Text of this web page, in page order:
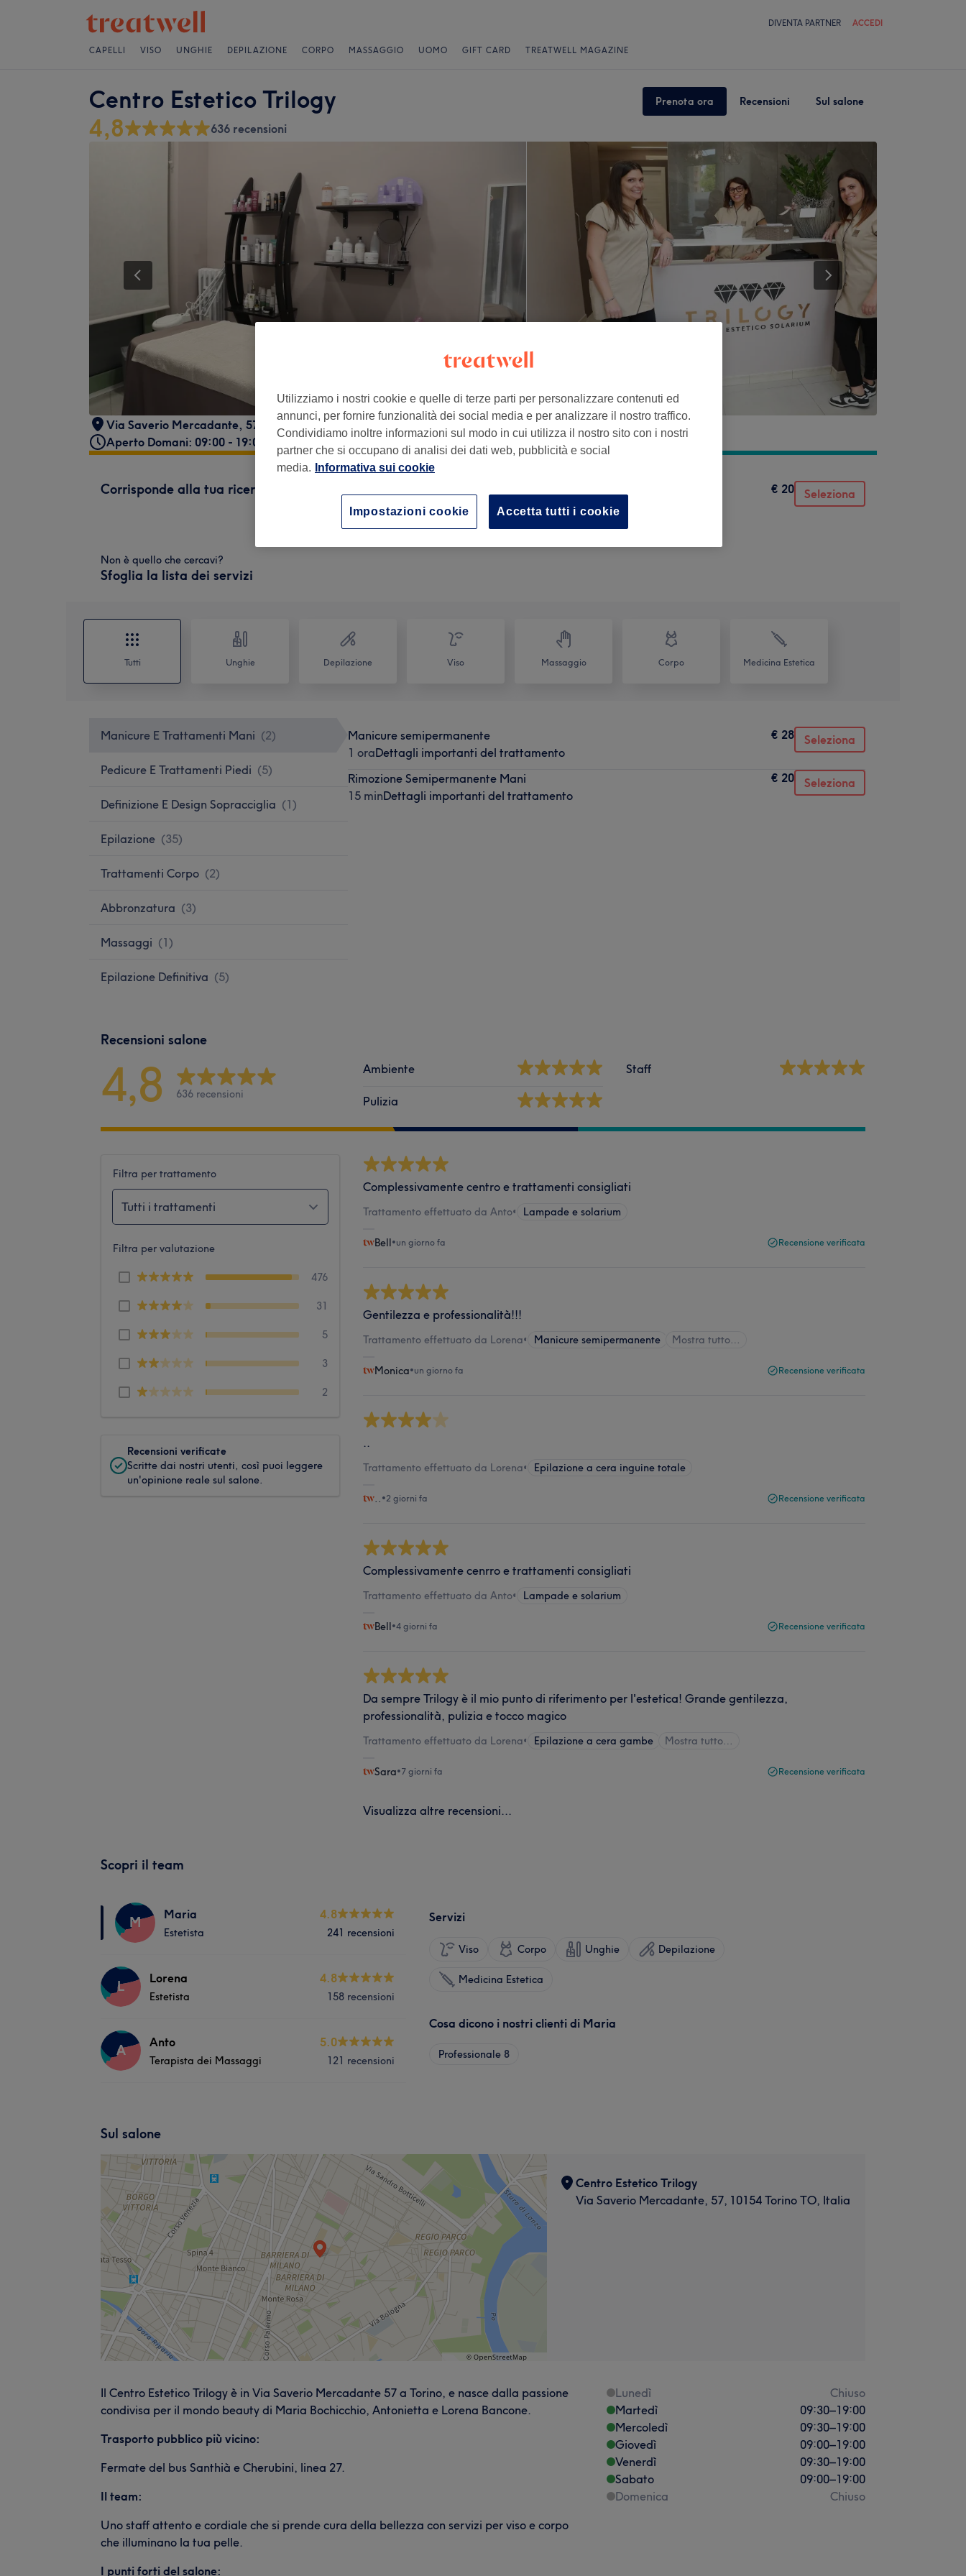
DIVENTA PARTNER ACCEDI
CAPELLI VISO UNGHIE DEPILAZIONE CORPO MASSAGGIO UOMO GIFT CARD TREATWELL MAGAZINE
Centro Estetico Trilogy Prenota ora Recensioni Sul salone
4,8 636 recensioni
Via Saverio Mercadante, 57, 10154 Torino TO, Italia
Aperto Domani: 09:00 - 19:00
Corrisponde alla tua ricerca
15 minDettagli importanti del trattamento
€ 20 Seleziona
Non è quello che cercavi?
Sfoglia la lista dei servizi
Tutti Unghie Depilazione Viso Massaggio Corpo Medicina Estetica
Manicure E Trattamenti Mani (2)
Pedicure E Trattamenti Piedi (5)
Definizione E Design Sopracciglia (1)
Epilazione (35)
Trattamenti Corpo (2)
Abbronzatura (3)
Massaggi (1)
Epilazione Definitiva (5)
Manicure semipermanente
1 oraDettagli importanti del trattamento
€ 28 Seleziona
Rimozione Semipermanente Mani
15 minDettagli importanti del trattamento
€ 20 Seleziona
Recensioni salone
4,8 636 recensioni
Ambiente
Pulizia
Staff
Filtra per trattamento
Tutti i trattamenti
Filtra per valutazione
476
31
5
3
2
Recensioni verificate
Scritte dai nostri utenti, così puoi leggere
un'opinione reale sul salone.
Complessivamente centro e trattamenti consigliati
Trattamento effettuato da Anto• Lampade e solarium
Bell•un giorno fa Recensione verificata
Gentilezza e professionalità!!!
Trattamento effettuato da Lorena• Manicure semipermanente Mostra tutto…
Monica•un giorno fa Recensione verificata
..
Trattamento effettuato da Lorena• Epilazione a cera inguine totale
•2 giorni fa Recensione verificata
Complessivamente cenrro e trattamenti consigliati
Trattamento effettuato da Anto• Lampade e solarium
Bell•4 giorni fa Recensione verificata
Da sempre Trilogy è il mio punto di riferimento per l'estetica! Grande gentilezza,
professionalità, pulizia e tocco magico
Trattamento effettuato da Lorena• Epilazione a cera gambe Mostra tutto…
Sara•7 giorni fa Recensione verificata
Visualizza altre recensioni...
Scopri il team
M Maria
Estetista
4.8
241 recensioni
L Lorena
Estetista
4.8
158 recensioni
A Anto
Terapista dei Massaggi
5.0
121 recensioni
Servizi
Viso Corpo Unghie Depilazione
Medicina Estetica
Cosa dicono i nostri clienti di Maria
Professionale 8
Sul salone
Centro Estetico Trilogy
Via Saverio Mercadante, 57, 10154 Torino TO, Italia
Il Centro Estetico Trilogy è in Via Saverio Mercadante 57 a Torino, e nasce dalla passione
condivisa per il mondo beauty di Maria Bochicchio, Antonietta e Lorena Bancone.
Trasporto pubblico più vicino:
Fermate del bus Santhià e Cherubini, linea 27.
Il team:
Uno staff attento e cordiale che si prende cura della bellezza con servizi per viso e corpo
che illuminano la tua pelle.
I punti forti del salone:
Lunedì
Chiuso
Martedì
09:30–19:00
Mercoledì
09:30–19:00
Giovedì
09:00–19:00
Venerdì
09:30–19:00
Sabato
09:00–19:00
Domenica
Chiuso
Utilizziamo i nostri cookie e quelle di terze parti per personalizzare contenuti ed
annunci, per fornire funzionalità dei social media e per analizzare il nostro traffico.
Condividiamo inoltre informazioni sul modo in cui utilizza il nostro sito con i nostri
partner che si occupano di analisi dei dati web, pubblicità e social
media.
Informativa sui cookie
Accetta tutti i cookie
Impostazioni cookie